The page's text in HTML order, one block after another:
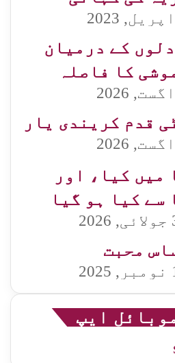
کے درمیان
کا فاصلہ
قدم کریندی یار
میں کیا، اور
سے کیا ہو گیا
محبت
ایپ